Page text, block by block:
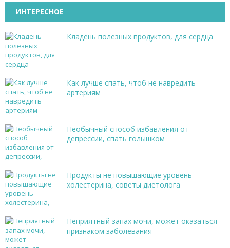
ИНТЕРЕСНОЕ
Кладень полезных продуктов, для сердца
Как лучше спать, чтоб не навредить
артериям
Необычный способ избавления от
депрессии, спать голышком
Продукты не повышающие уровень
холестерина, советы диетолога
Неприятный запах мочи, может оказаться
признаком заболевания